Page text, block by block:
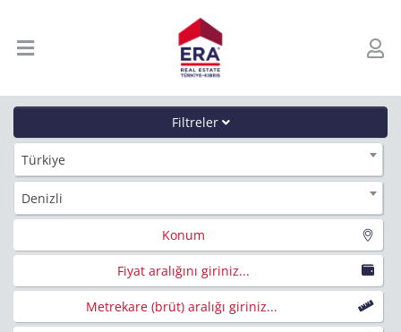
Filtreler
Türkiye
Denizli
Konum
Fiyat aralığını giriniz...
Metrekare (brüt) aralığı giriniz...